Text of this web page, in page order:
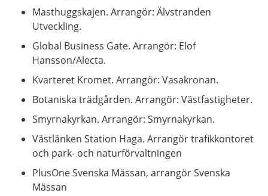
Masthuggskajen. Arrangör: Älvstranden
Utveckling.
Global Business Gate. Arrangör: Elof
Hansson/Alecta.
Kvarteret Kromet. Arrangör: Vasakronan.
Botaniska trädgården. Arrangör: Västfastigheter.
Smyrnakyrkan. Arrangör: Smyrnakyrkan.
Västlänken Station Haga. Arrangör trafikkontoret
och park- och naturförvaltningen
PlusOne Svenska Mässan, arrangör Svenska
Mässan